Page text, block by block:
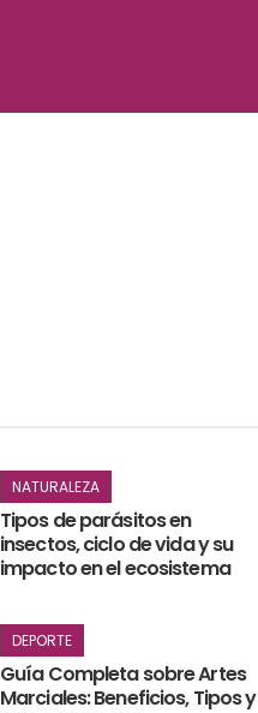
NATURALEZA
Tipos de parásitos en
insectos, ciclo de vida y su
impacto en el ecosistema
DEPORTE
Guía Completa sobre Artes
Marciales: Beneficios, Tipos y